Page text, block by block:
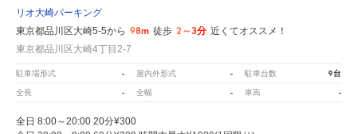
リオ大崎パーキング
東京都品川区大崎5-5から 98m 徒歩 2～3分 近くてオススメ！
東京都品川区大崎4丁目2-7
駐車場形式 - 屋内外形式 - 駐車台数 9台
全長 - 全幅 - 車高 -
全日 8:00～20:00 20分¥300